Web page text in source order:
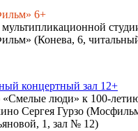
6+
мультипликационной
(Конева, 6,
концертный зал 12+
люди» к 100-
Сергея Гурзо
1, зал № 12)